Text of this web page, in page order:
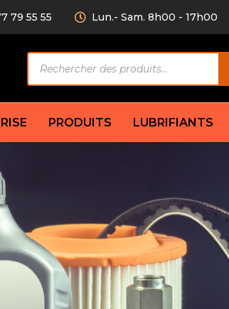
79 55 55 Lun.- Sam. 8h00 - 17h00
de
produits
AV/AR
amortisseur
Compresseur
Condenseur
Électrovanne
Évaporateur
Mano
Thermostat d’eau
Sonde de température
PRODUITS LUBRIFIANTS